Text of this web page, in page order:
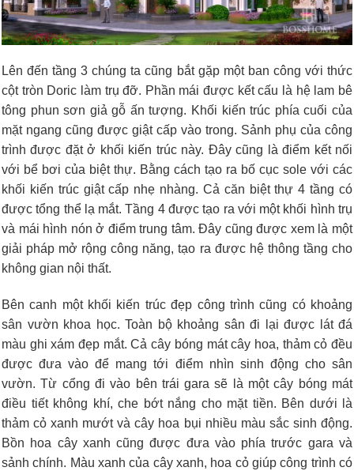
Lên đến tầng 3 chúng ta cũng bắt gặp một ban công với thức
cột tròn Doric làm trụ đỡ. Phần mái được kết cấu là hệ lam bê
tông phun sơn giả gỗ ấn tượng. Khối kiến trúc phía cuối của
mặt ngang cũng được giật cấp vào trong. Sảnh phụ của công
trình được đặt ở khối kiến trúc này. Đây cũng là điểm kết nối
với bể bơi của biệt thự. Bằng cách tạo ra bố cục sole với các
khối kiến trúc giật cấp nhẹ nhàng. Cả căn biệt thự 4 tầng có
được tổng thể lạ mắt. Tầng 4 được tạo ra với một khối hình trụ
và mái hình nón ở điểm trung tâm. Đây cũng được xem là một
giải pháp mở rộng công năng, tạo ra được hệ thông tầng cho
không gian nội thất.
Bên canh một khối kiến trúc đẹp công trình cũng có khoảng
sân vườn khoa học. Toàn bộ khoảng sân đi lại được lát đá
màu ghi xám đẹp mắt. Cả cây bóng mát cây hoa, thảm cỏ đều
được đưa vào để mang tới điểm nhìn sinh động cho sân
vườn. Từ cổng đi vào bên trái gara sẽ là một cây bóng mát
điều tiết không khí, che bớt nắng cho mặt tiền. Bên dưới là
thảm cỏ xanh mướt và cây hoa bụi nhiều màu sắc sinh động.
Bồn hoa cây xanh cũng được đưa vào phía trước gara và
sảnh chính. Màu xanh của cây xanh, hoa cỏ giúp công trình có